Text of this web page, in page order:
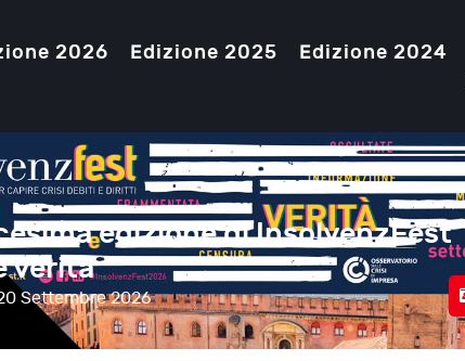
2026 Edizione 2025 Edizione 2024
edizione di InsolvenzFest
verità
Settembre 2026